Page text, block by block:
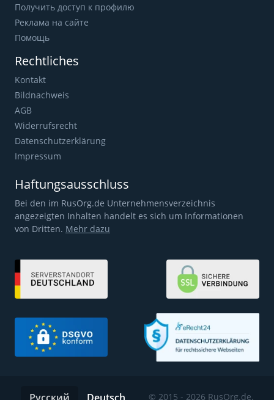
Получить доступ к профилю
Реклама на сайте
Помощь
Rechtliches
Kontakt
Bildnachweis
AGB
Widerrufsrecht
Datenschutzerklärung
Impressum
Haftungsausschluss
Bei den im RusOrg.de Unternehmensverzeichnis
angezeigten Inhalten handelt es sich um Informationen
von Dritten. Mehr dazu
© 2015 - 2026 RusOrg.de.